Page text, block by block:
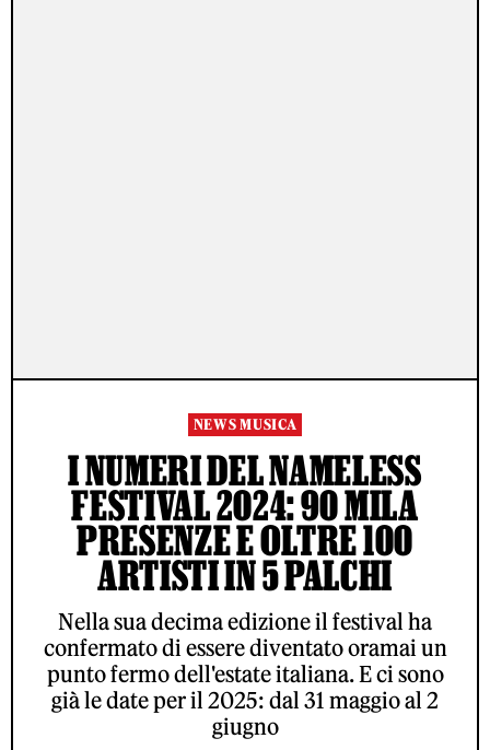
NEWS MUSICA
I NUMERI DEL NAMELESS
FESTIVAL 2024: 90 MILA
PRESENZE E OLTRE 100
ARTISTI IN 5 PALCHI
Nella sua decima edizione il festival ha
confermato di essere diventato oramai un
punto fermo dell'estate italiana. E ci sono
già le date per il 2025: dal 31 maggio al 2
giugno